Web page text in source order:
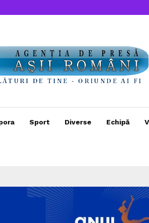
Sport Diverse Echipă